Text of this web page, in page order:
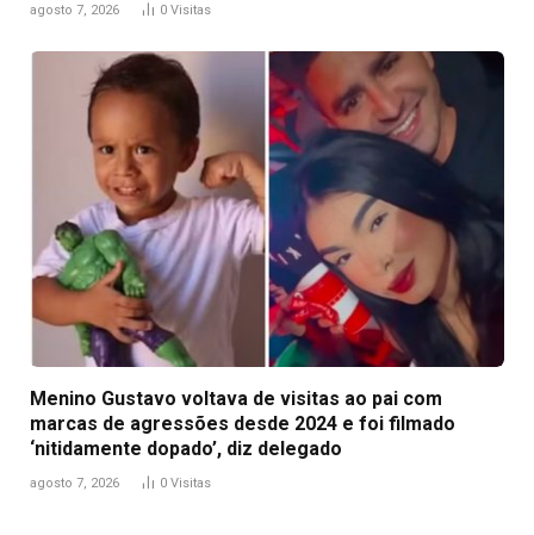
agosto 7, 2026 0 Visitas
Menino Gustavo voltava de visitas ao pai com
marcas de agressões desde 2024 e foi filmado
‘nitidamente dopado’, diz delegado
agosto 7, 2026 0 Visitas